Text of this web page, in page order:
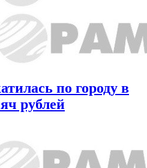
по городу в
рублей